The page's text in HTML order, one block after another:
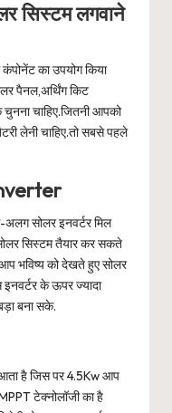
सिस्टम लगवाने
का उपयोग किया
पैनल,अर्थिंग किट
चुनना चाहिए.जितनी आपको
लेनी चाहिए.तो सबसे पहले
सोलर इनवर्टर मिल
सिस्टम तैयार कर सकते
भविष्य को देखते हुए सोलर
के ऊपर ज्यादा
बना सके.
है जिस पर 4.5Kw आप
टेक्नोलॉजी का है